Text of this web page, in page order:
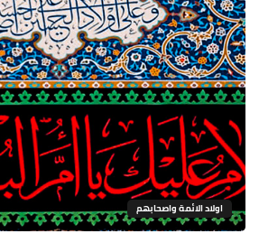
اولاد الائمة واصحابهم